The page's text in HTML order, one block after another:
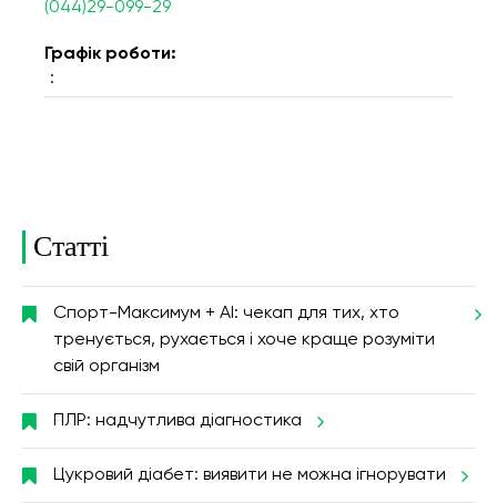
(044)29-099-29
Графік роботи:
:
Статті
Спорт-Максимум + AI: чекап для тих, хто
тренується, рухається і хоче краще розуміти
свій організм
ПЛР: надчутлива діагностика
Цукровий діабет: виявити не можна ігнорувати